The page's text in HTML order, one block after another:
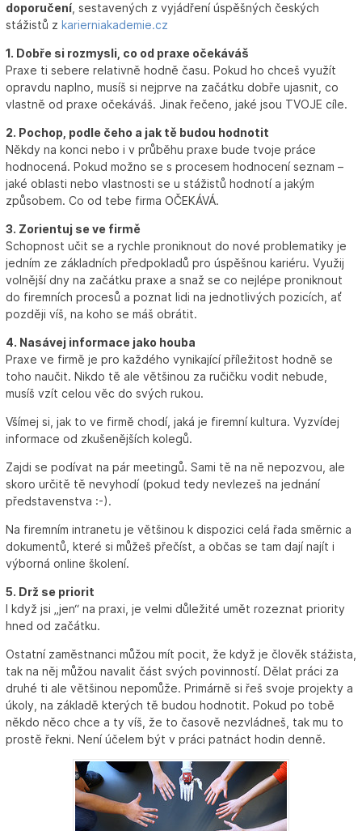
doporučení, sestavených z vyjádření úspěšných českých
stážistů z karierniakademie.cz
1. Dobře si rozmysli, co od praxe očekáváš
Praxe ti sebere relativně hodně času. Pokud ho chceš využít
opravdu naplno, musíš si nejprve na začátku dobře ujasnit, co
vlastně od praxe očekáváš. Jinak řečeno, jaké jsou TVOJE cíle.
2. Pochop, podle čeho a jak tě budou hodnotit
Někdy na konci nebo i v průběhu praxe bude tvoje práce
hodnocená. Pokud možno se s procesem hodnocení seznam –
jaké oblasti nebo vlastnosti se u stážistů hodnotí a jakým
způsobem. Co od tebe firma OČEKÁVÁ.
3. Zorientuj se ve firmě
Schopnost učit se a rychle proniknout do nové problematiky je
jedním ze základních předpokladů pro úspěšnou kariéru. Využij
volnější dny na začátku praxe a snaž se co nejlépe proniknout
do firemních procesů a poznat lidi na jednotlivých pozicích, ať
později víš, na koho se máš obrátit.
4. Nasávej informace jako houba
Praxe ve firmě je pro každého vynikající příležitost hodně se
toho naučit. Nikdo tě ale většinou za ručičku vodit nebude,
musíš vzít celou věc do svých rukou.
Všímej si, jak to ve firmě chodí, jaká je firemní kultura. Vyzvídej
informace od zkušenějších kolegů.
Zajdi se podívat na pár meetingů. Sami tě na ně nepozvou, ale
skoro určitě tě nevyhodí (pokud tedy nevlezeš na jednání
představenstva :-).
Na firemním intranetu je většinou k dispozici celá řada směrnic a
dokumentů, které si můžeš přečíst, a občas se tam dají najít i
výborná online školení.
5. Drž se priorit
I když jsi „jen“ na praxi, je velmi důležité umět rozeznat priority
hned od začátku.
Ostatní zaměstnanci můžou mít pocit, že když je člověk stážista,
tak na něj můžou navalit část svých povinností. Dělat práci za
druhé ti ale většinou nepomůže. Primárně si řeš svoje projekty a
úkoly, na základě kterých tě budou hodnotit. Pokud po tobě
někdo něco chce a ty víš, že to časově nezvládneš, tak mu to
prostě řekni. Není účelem být v práci patnáct hodin denně.